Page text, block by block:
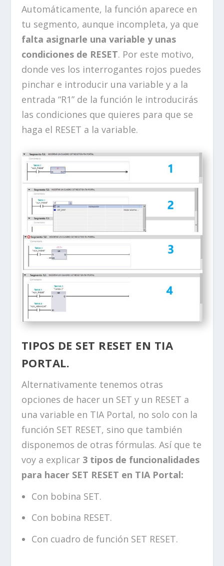
Automáticamente, la función aparece en
tu segmento, aunque incompleta, ya que
falta asignarle una variable y unas
condiciones de RESET. Por este motivo,
donde ves los interrogantes rojos puedes
pinchar e introducir una variable y a la
entrada “R1” de la función le introducirás
las condiciones que quieres para que se
haga el RESET a la variable.
TIPOS DE SET RESET EN TIA
PORTAL.
Alternativamente tenemos otras
opciones de hacer un SET y un RESET a
una variable en TIA Portal, no solo con la
función SET RESET, sino que también
disponemos de otras fórmulas. Así que te
voy a explicar 3 tipos de funcionalidades
para hacer SET RESET en TIA Portal:
Con bobina SET.
Con bobina RESET.
Con cuadro de función SET RESET.